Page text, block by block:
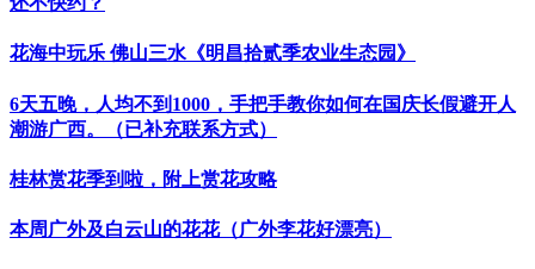
花海中玩乐 佛山三水《明昌拾贰季农业生态园》
6天五晚，人均不到1000，手把手教你如何在国庆长假避开人
潮游广西。（已补充联系方式）
桂林赏花季到啦，附上赏花攻略
本周广外及白云山的花花（广外李花好漂亮）